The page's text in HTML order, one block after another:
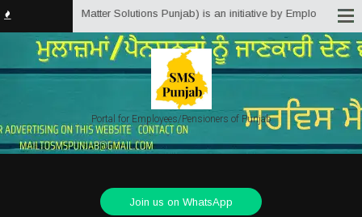
(Service Matter Solutions Punjab) is an initiative by Employees/
Portal for Employees/Pensioners of Punjab
Join us on WhatsApp